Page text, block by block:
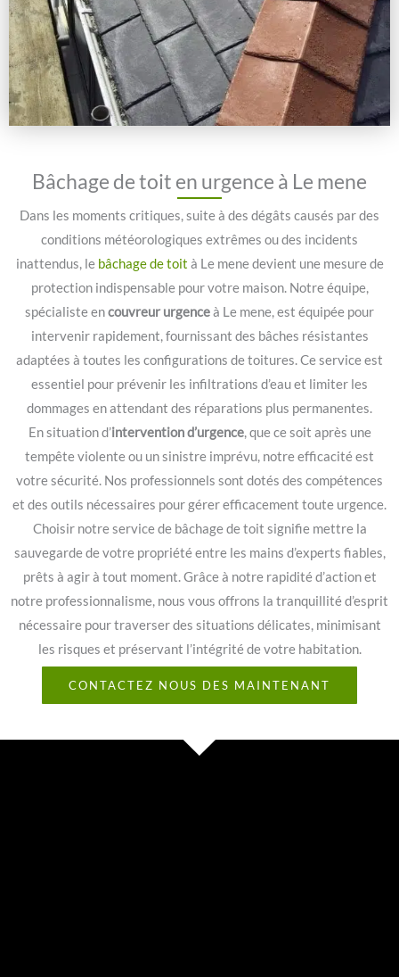
Bâchage de toit en urgence à Le mene
Dans les moments critiques, suite à des dégâts causés par des
conditions météorologiques extrêmes ou des incidents
inattendus, le bâchage de toit à Le mene devient une mesure de
protection indispensable pour votre maison. Notre équipe,
spécialiste encouvreur urgenceà Le mene, est équipée pour
intervenir rapidement, fournissant des bâches résistantes
adaptées à toutes les configurations de toitures. Ce service est
essentiel pour prévenir les infiltrations d’eau et limiter les
dommages en attendant des réparations plus permanentes.
En situation d’intervention d’urgence, que ce soit après une
tempête violente ou un sinistre imprévu, notre efficacité est
votre sécurité. Nos professionnels sont dotés des compétences
et des outils nécessaires pour gérer efficacement toute urgence.
Choisir notre service de bâchage de toit signifie mettre la
sauvegarde de votre propriété entre les mains d’experts fiables,
prêts à agir à tout moment. Grâce à notre rapidité d’action et
notre professionnalisme, nous vous offrons la tranquillité d’esprit
nécessaire pour traverser des situations délicates, minimisant
les risques et préservant l’intégrité de votre habitation.
CONTACTEZ NOUS DES MAINTENANT